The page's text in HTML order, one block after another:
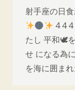
射手座の日
4 4
たし 平和🕊
せ になる為
を海に囲ま